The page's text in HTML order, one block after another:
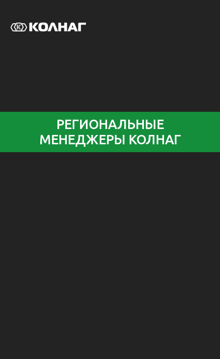
РЕГИОНАЛЬНЫЕ
МЕНЕДЖЕРЫ КОЛНАГ